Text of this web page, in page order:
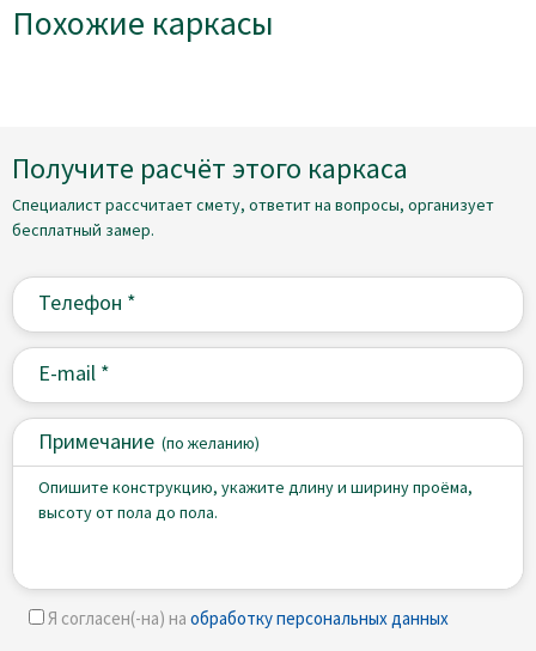
Похожие каркасы
Получите расчёт этого каркаса
Специалист рассчитает смету, ответит на вопросы, организует
бесплатный замер.
Примечание (по желанию)
Я согласен(-на) на обработку персональных данных